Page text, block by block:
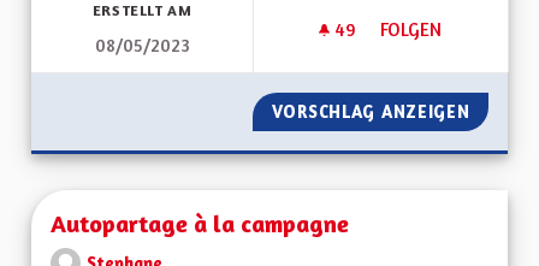
ERSTELLT AM
08/05/2023
49 49 FOLLOWER
FOLGEN
AUTONOMIE DANS
VORSCHLAG ANZEIGEN
Autopartage à la campagne